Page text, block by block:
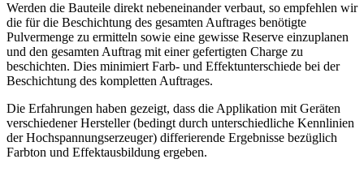
Werden die Bauteile direkt nebeneinander verbaut, so empfehlen wir
die für die Beschichtung des gesamten Auftrages benötigte
Pulvermenge zu ermitteln sowie eine gewisse Reserve einzuplanen
und den gesamten Auftrag mit einer gefertigten Charge zu
beschichten. Dies minimiert Farb- und Effektunterschiede bei der
Beschichtung des kompletten Auftrages.
Die Erfahrungen haben gezeigt, dass die Applikation mit Geräten
verschiedener Hersteller (bedingt durch unterschiedliche Kennlinien
der Hochspannungserzeuger) differierende Ergebnisse bezüglich
Farbton und Effektausbildung ergeben.